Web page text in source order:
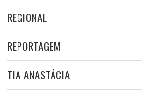
REGIONAL
REPORTAGEM
TIA ANASTÁCIA